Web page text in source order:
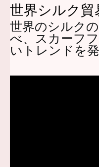
世界シルク貿
世界のシルク
べ、スカーフ
いトレンドを